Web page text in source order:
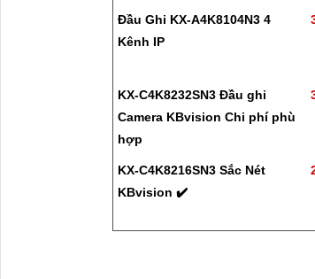
Đầu Ghi KX-A4K8104N3 4
Kênh IP
KX-C4K8232SN3 Đầu ghi
Camera KBvision Chi phí phù
hợp
KX-C4K8216SN3 Sắc Nét
KBvision ✔️